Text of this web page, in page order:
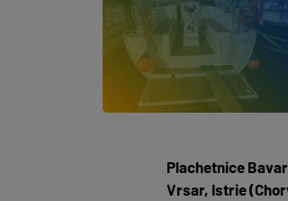
Plachetnice
Vrsar, Istrie